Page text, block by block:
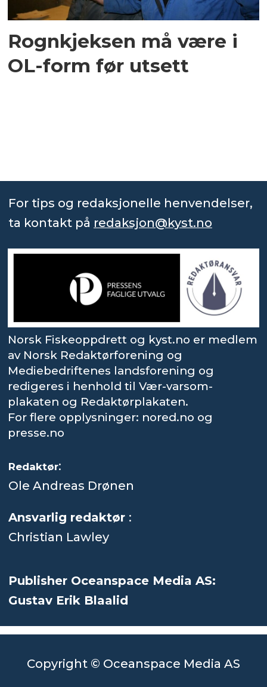
Rognkjeksen må være i
OL-form før utsett
For tips og redaksjonelle henvendelser,
ta kontakt på redaksjon@kyst.no
Norsk Fiskeoppdrett og kyst.no er medlem
av Norsk Redaktørforening og
Mediebedriftenes landsforening og
redigeres i henhold til Vær-varsom-
plakaten og Redaktørplakaten.
For flere opplysninger: nored.no og
presse.no
Redaktør:
Ole Andreas Drønen
Ansvarlig redaktør :
Christian Lawley
Publisher Oceanspace Media AS:
Gustav Erik Blaalid
Copyright © Oceanspace Media AS